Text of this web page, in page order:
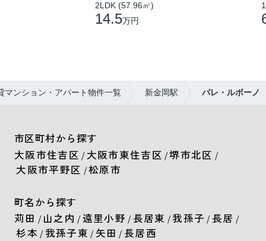
2LDK (57.96㎡)
14.5万円
マンション・アパート物件一覧 新金岡駅 パレ・ルボーノ
市区町村から探す
大阪市住吉区 / 大阪市東住吉区 /堺市北区 /
大阪市平野区 /松原市
町名から探す
苅田 / 山之内 / 遠里小野 / 長居東 / 我孫子 / 長居 /
杉本 / 我孫子東 / 矢田 / 長居西